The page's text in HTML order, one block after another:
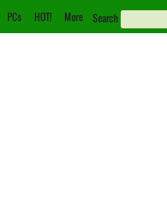
PCs HOT! More Search